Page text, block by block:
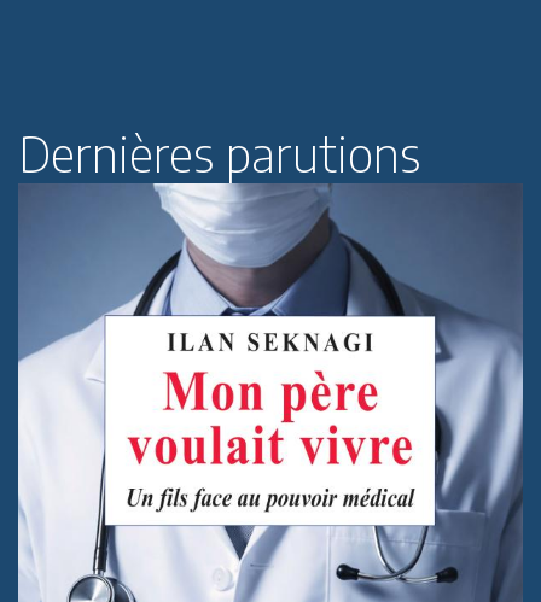
Dernières parutions